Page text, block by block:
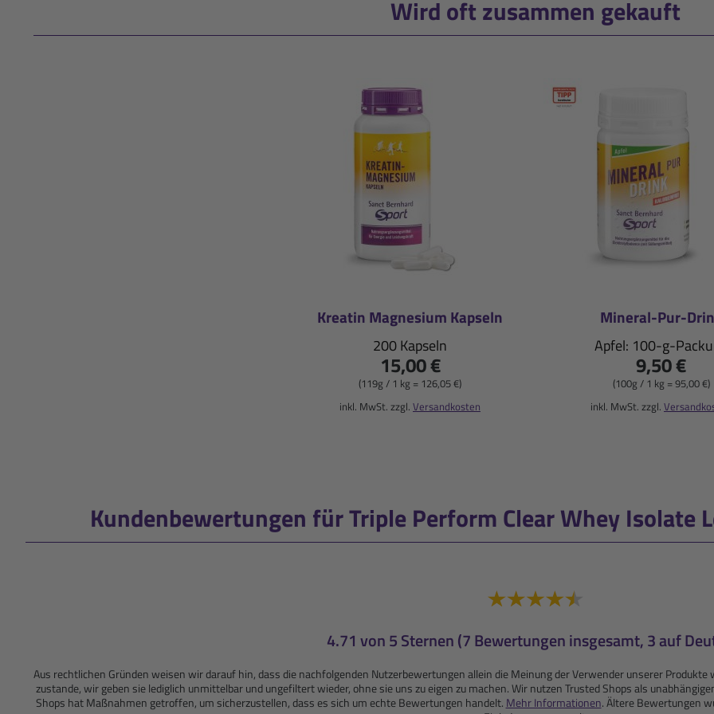
Wird oft zusammen gekauft
Kreatin Magnesium Kapseln
200 Kapseln
15,00 €
(119g / 1 kg = 126,05 €)
inkl. MwSt. zzgl. Versandkosten
Mineral-Pur-
Apfel: 100-g-
9,50 €
(100g / 1 kg = 95,00 €)
inkl. MwSt. zzgl.
Kundenbewertungen für Triple Perform Clear Whey Isolate
4.71 von 5 Sternen (7 Bewertungen insgesamt, 3 auf
Aus rechtlichen Gründen weisen wir darauf hin, dass die nachfolgenden Nutzerbewertungen allein die Meinung der Verwender unserer
zustande, wir geben sie lediglich unmittelbar und ungefiltert wieder, ohne sie uns zu eigen zu machen. Wir nutzen Trusted Shops als
Shops hat Maßnahmen getroffen, um sicherzustellen, dass es sich um echte Bewertungen handelt. Mehr Informationen. Ältere Bewertungen